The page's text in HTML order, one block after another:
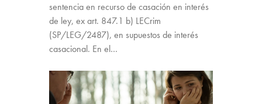
sentencia en recurso de casación en interés
de ley, ex art. 847.1 b) LECrim
(SP/LEG/2487), en supuestos de interés
casacional. En el…